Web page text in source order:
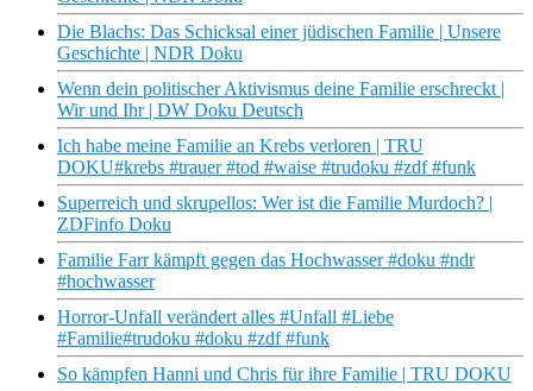
Die Blachs: Das Schicksal einer jüdischen Familie | Unsere
Geschichte | NDR Doku
Wenn dein politischer Aktivismus deine Familie erschreckt |
Wir und Ihr | DW Doku Deutsch
Ich habe meine Familie an Krebs verloren | TRU
DOKU#krebs #trauer #tod #waise #trudoku #zdf #funk
Superreich und skrupellos: Wer ist die Familie Murdoch? |
ZDFinfo Doku
Familie Farr kämpft gegen das Hochwasser #doku #ndr
#hochwasser
Horror-Unfall verändert alles #Unfall #Liebe
#Familie#trudoku #doku #zdf #funk
So kämpfen Hanni und Chris für ihre Familie | TRU DOKU